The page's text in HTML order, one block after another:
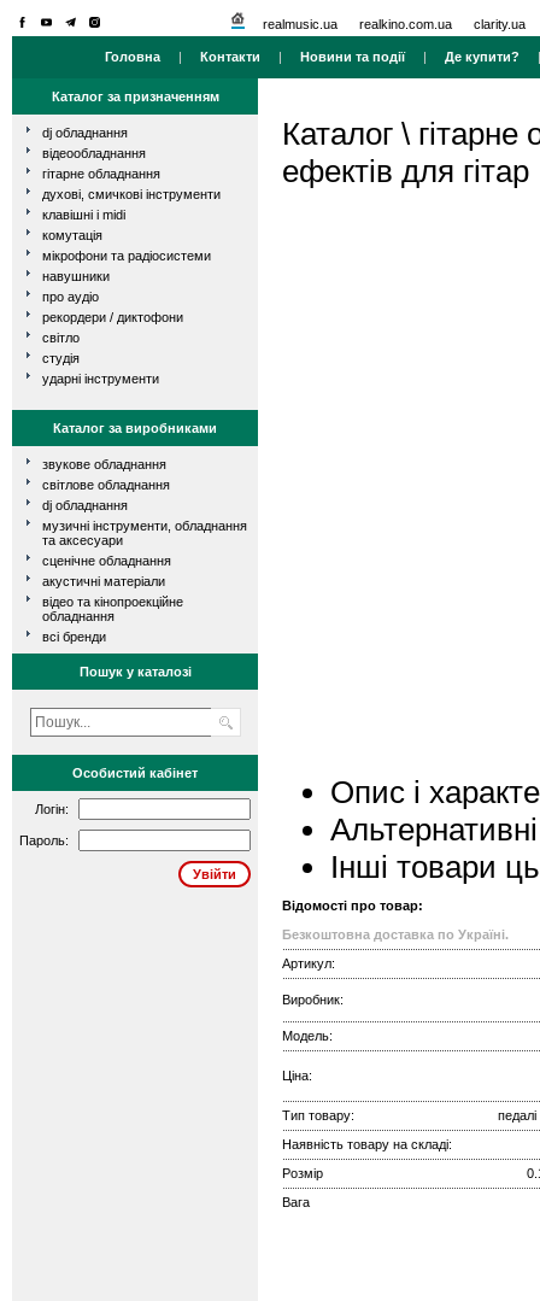
realmusic.ua realkino.com.ua clarity.ua
Головна | Контакти | Новини та події| Де купити?
Каталог за призначенням
dj обладнання
відеообладнання
гітарне обладнання
духові, смичкові інструменти
клавішні і midi
комутація
мікрофони та радіосистеми
навушники
про аудіо
рекордери / диктофони
світло
студія
ударні інструменти
Каталог за виробниками
звукове обладнання
світлове обладнання
dj обладнання
музичні інструменти, обладнання
та аксесуари
сценічне обладнання
акустичні матеріали
відео та кінопроекційне
обладнання
всі бренди
Пошук у каталозі
Особистий кабінет
Логін:
Пароль:
Каталог \ гітарне
ефектів для гітар
Опис і
Інші товари
Відомості про товар:
Безкоштовна доставка по Україні.
Артикул:
Виробник:
Модель:
Ціна:
Тип товару:
педалі
Наявність товару на складі:
Розмір
Вага